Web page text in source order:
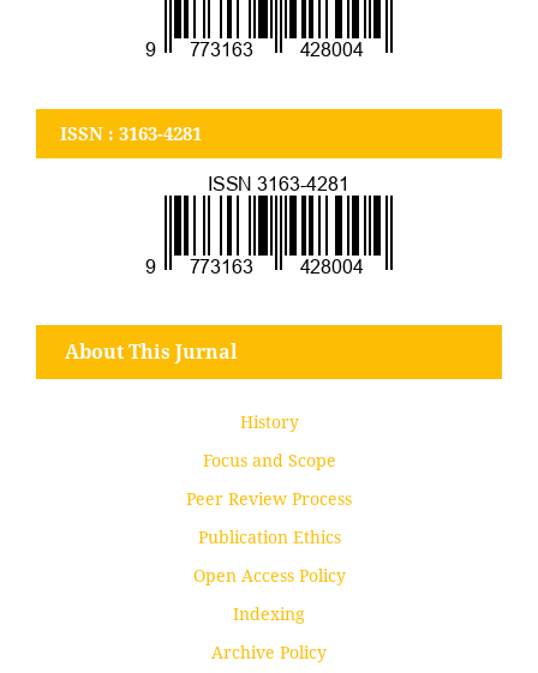
ISSN : 3163-4281
About This Jurnal
History
Focus and Scope
Peer Review Process
Publication Ethics
Open Access Policy
Indexing
Archive Policy